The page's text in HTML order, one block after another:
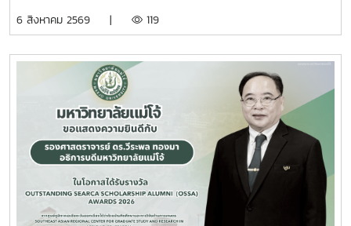
แลกเปลี่ยนประสบการณ์ด้าน Reinventing University ผ่าน
ผู้นำเครือข่ายอุดมศึกษา การนำเสนอกรณีศึกษาการประยุกต์ใช้
AI และนวัตกรรมจากภาคเอกชน รวมถึงกิจกรรม Forum-to-
Action เพื่อร่วมกำหนดข้อเสนอเชิงนโยบายและแผนปฏิบัติการใน
การขับเคลื่อนมหาวิทยาลัยไทยในอนาคตการเข้าร่วมประชุมในครั้ง
นี้มหาวิทยาลัยแม่โจ้ติดตามทิศทางการเปลี่ยนแปลงของการ
อุดมศึกษาไทย พร้อมแลกเปลี่ยนองค์ความรู้และสร้างความร่วม
มือกับเครือข่ายสถาบันอุดมศึกษาทั่วประเทศ เพื่อร่วมกันพัฒนา
มหาวิทยาลัยไทยให้ก้าวทันการเปลี่ยนแปลงของโลกยุคดิจิทัล และ
ยกระดับศักยภาพด้านการศึกษา วิจัย และนวัตกรรมอย่างยั่งยืน
บุคลากร รวมจำนวน 25 คน เป็นเจ้าภาพพระพิธีธรรมสวดพระ
พระบรมราชชนนีพันปีหลวง ณ พระที่นั่งดุสิตมหาปราสาท
พระบรมมหาราชวัง และเข้ากราบถวายบังคมพระศพสมเด็จ
พระเจ้าลูกเธอ เจ้าฟ้าพัชรกิติยาภา นเรนทิราเทพยวดี กรมหลวง
ราชสาริณีสิริพัชร มหาวัชรราชธิดา ณ พระที่นั่งพิมานรัตยา
พระบรมมหาราชวังการเข้าร่วมพิธีในครั้งนี้ นับเป็นพระ
มหากรุณาธิคุณล้นเกล้าล้นกระหม่อมแก่คณะผู้บริหาร
มหาวิทยาลัย สมาคมศิษย์เก่า และบุคลากร มหาวิทยาลัยแม่โจ้ที่ได้
ร่วมแสดงความจงรักภักดี ถวายความอาลัยและน้อมรำลึกในพระ
มหากรุณาธิคุณอย่างหาที่สุดมิได้
6 สิงหาคม 2569 | 119